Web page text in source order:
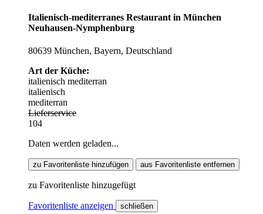
Italienisch-mediterranes Restaurant in München
Neuhausen-Nymphenburg
80639 München, Bayern, Deutschland
Art der Küche:
italienisch mediterran
italienisch
mediterran
Lieferservice
104
Daten werden geladen...
zu Favoritenliste hinzufügen aus Favoritenliste entfernen
zu Favoritenliste hinzugefügt
Favoritenliste anzeigen schließen